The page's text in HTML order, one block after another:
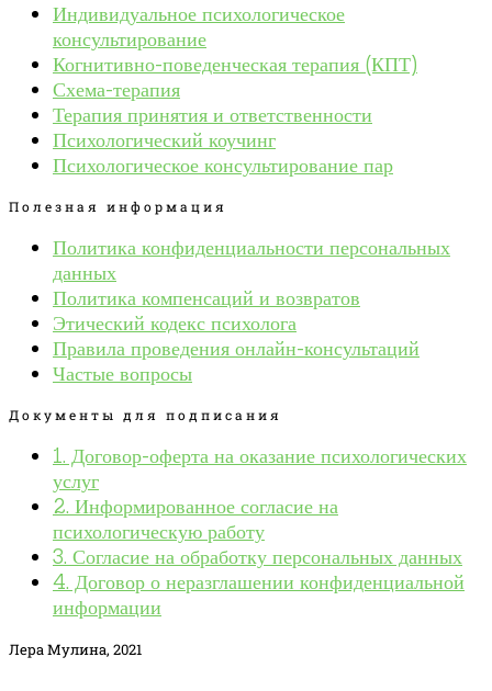
Индивидуальное психологическое
консультирование
Когнитивно-поведенческая терапия (КПТ)
Схема-терапия
Терапия принятия и ответственности
Психологический коучинг
Психологическое консультирование пар
Полезная информация
Политика конфиденциальности персональных
данных
Политика компенсаций и возвратов
Этический кодекс психолога
Правила проведения онлайн-консультаций
Частые вопросы
Документы для подписания
1. Договор-оферта на оказание психологических
услуг
2. Информированное согласие на
психологическую работу
3. Согласие на обработку персональных данных
4. Договор о неразглашении конфиденциальной
информации
Лера Мулина, 2021